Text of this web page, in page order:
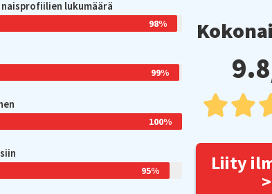
lukumäärä
98%
99%
100%
95%

Liity